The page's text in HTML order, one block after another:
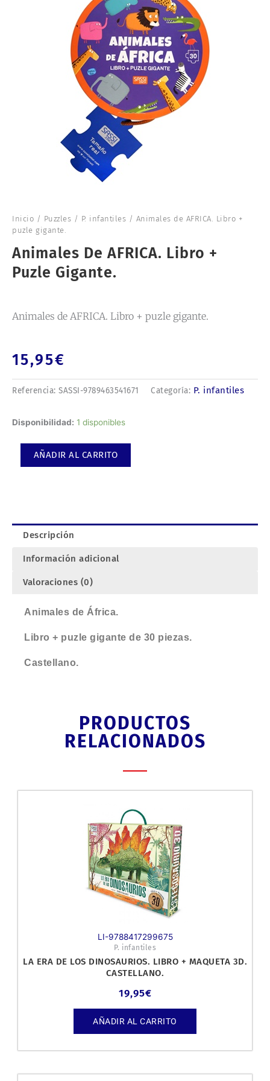
Inicio / Puzzles / P. infantiles / Animales de AFRICA. Libro +
puzle gigante.
Animales De AFRICA. Libro +
Puzle Gigante.
Animales de AFRICA. Libro + puzle gigante.
15,95€
Referencia: SASSI-9789463541671 Categoría: P. infantiles
Disponibilidad: 1 disponibles
Animales
AFRICA.
AÑADIR AL CARRITO
Descripción
Información adicional
Valoraciones (0)
Animales de África.
Libro + puzle gigante de 30 piezas.
Castellano.
PRODUCTOS
RELACIONADOS
LI-9788417299675
P. infantiles
LA ERA DE LOS DINOSAURIOS. LIBRO + MAQUETA 3D.
CASTELLANO.
19,95€
AÑADIR AL CARRITO